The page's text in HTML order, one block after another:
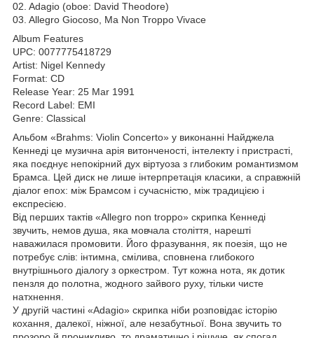
02. Adagio (oboe: David Theodore)
03. Allegro Giocoso, Ma Non Troppo Vivace
Album Features
UPC: 0077775418729
Artist: Nigel Kennedy
Format: CD
Release Year: 25 Mar 1991
Record Label: EMI
Genre: Classical
Альбом «Brahms: Violin Concerto» у виконанні Найджела
Кеннеді це музична арія витонченості, інтелекту і пристрасті,
яка поєднує непокірний дух віртуоза з глибоким романтизмом
Брамса. Цей диск не лише інтерпретація класики, а справжній
діалог епох: між Брамсом і сучасністю, між традицією і
експресією.
Від перших тактів «Allegro non troppo» скрипка Кеннеді
звучить, немов душа, яка мовчала століття, нарешті
наважилася промовити. Його фразування, як поезія, що не
потребує слів: інтимна, смілива, сповнена глибокого
внутрішнього діалогу з оркестром. Тут кожна нота, як дотик
пензля до полотна, жодного зайвого руху, тільки чисте
натхнення.
У другій частині «Adagio» скрипка ніби розповідає історію
кохання, далекої, ніжної, але незабутньої. Вона звучить то